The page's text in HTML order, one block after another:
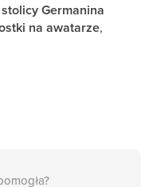
stolicy Germanina
na awatarze,